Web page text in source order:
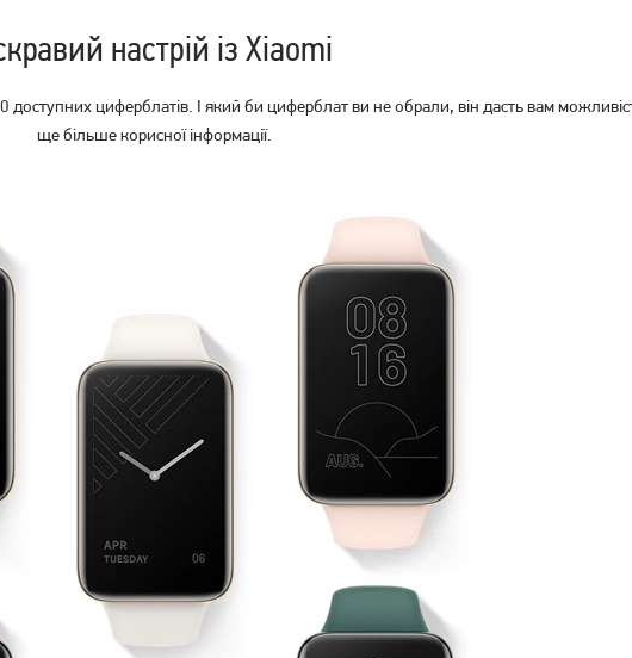
настрій із Xiaomi
циферблатів. І який би циферблат ви не обрали, він дасть вам
ще більше корисної інформації.